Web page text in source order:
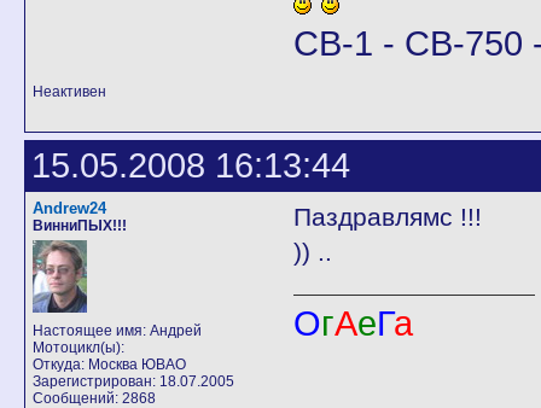
CB-1 - CB-750
Неактивен
15.05.2008 16:13:44
Andrew24
ВинниПЫХ!!!
Настоящее имя: Андрей
Мотоцикл(ы):
Откуда: Москва ЮВАО
Зарегистрирован: 18.07.2005
Сообщений: 2868
Паздравлямс !!!
)) ..
ОгАеГа